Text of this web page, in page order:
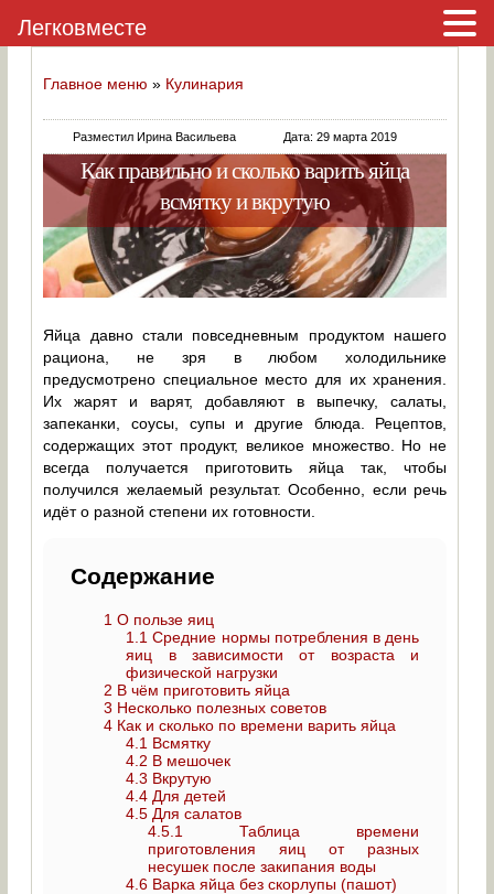
Главное меню » Кулинария
Разместил Ирина Васильева Дата: 29 марта 2019
Как правильно и сколько варить яйца
всмятку и вкрутую
Яйца давно стали повседневным продуктом нашего
рациона, не зря в любом холодильнике
предусмотрено специальное место для их хранения.
Их жарят и варят, добавляют в выпечку, салаты,
запеканки, соусы, супы и другие блюда. Рецептов,
содержащих этот продукт, великое множество. Но не
всегда получается приготовить яйца так, чтобы
получился желаемый результат. Особенно, если речь
идёт о разной степени их готовности.
Содержание
1 О пользе яиц
1.1 Средние нормы потребления в день
яиц в зависимости от возраста и
физической нагрузки
2 В чём приготовить яйца
3 Несколько полезных советов
4 Как и сколько по времени варить яйца
4.1 Всмятку
4.2 В мешочек
4.3 Вкрутую
4.4 Для детей
4.5 Для салатов
4.5.1
Таблица времени
приготовления яиц от разных
несушек после закипания воды
4.6 Варка яйца без скорлупы (пашот)
Легковместе